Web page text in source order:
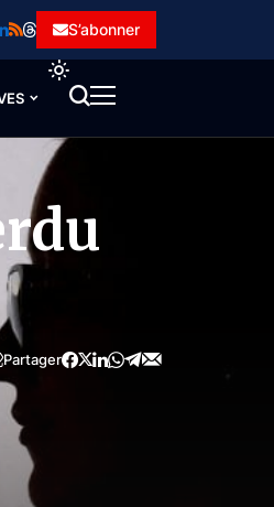
S’abonner
Partager